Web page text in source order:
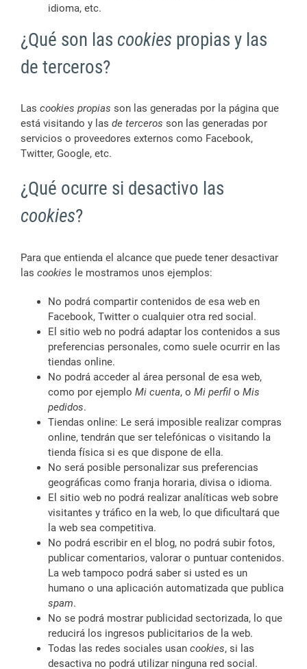
idioma, etc.
¿Qué son las cookies propias y las
de terceros?
Las cookies propias son las generadas por la página que
está visitando y las de terceros son las generadas por
servicios o proveedores externos como Facebook,
Twitter, Google, etc.
¿Qué ocurre si desactivo las
cookies?
Para que entienda el alcance que puede tener desactivar
las cookies le mostramos unos ejemplos:
No podrá compartir contenidos de esa web en
Facebook, Twitter o cualquier otra red social.
El sitio web no podrá adaptar los contenidos a sus
preferencias personales, como suele ocurrir en las
tiendas online.
No podrá acceder al área personal de esa web,
como por ejemplo Mi cuenta, o Mi perfil o Mis
pedidos.
Tiendas online: Le será imposible realizar compras
online, tendrán que ser telefónicas o visitando la
tienda física si es que dispone de ella.
No será posible personalizar sus preferencias
geográficas como franja horaria, divisa o idioma.
El sitio web no podrá realizar analíticas web sobre
visitantes y tráfico en la web, lo que dificultará que
la web sea competitiva.
No podrá escribir en el blog, no podrá subir fotos,
publicar comentarios, valorar o puntuar contenidos.
La web tampoco podrá saber si usted es un
humano o una aplicación automatizada que publica
spam.
No se podrá mostrar publicidad sectorizada, lo que
reducirá los ingresos publicitarios de la web.
Todas las redes sociales usan cookies, si las
desactiva no podrá utilizar ninguna red social.